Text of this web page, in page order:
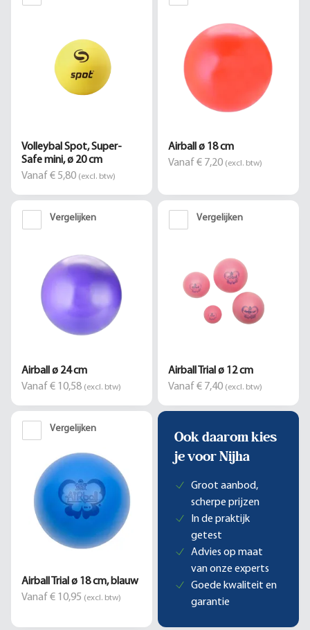
Volleybal Spot, Super-
Safe mini, ø 20 cm
Vanaf € 5,80 (excl. btw)
Airball ø 18 cm
Vanaf € 7,20 (excl. btw)
Vergelijken
Airball ø 24 cm
Vanaf € 10,58 (excl. btw)
Vergelijken
Airball Trial ø 12 cm
Vanaf € 7,40 (excl. btw)
Vergelijken
Airball Trial ø 18 cm, blauw
Vanaf € 10,95 (excl. btw)
Ook daarom kies
je voor Nijha
Groot aanbod,
scherpe prijzen
In de praktijk
getest
Advies op maat
van onze experts
Goede kwaliteit en
garantie